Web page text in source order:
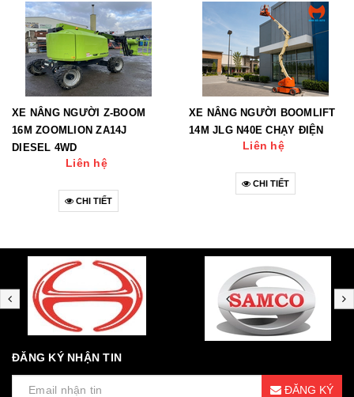
XE NÂNG NGƯỜI Z-BOOM
16M ZOOMLION ZA14J
DIESEL 4WD
Liên hệ
CHI TIẾT
XE NÂNG NGƯỜI BOOMLIFT
14M JLG N40E CHẠY ĐIỆN
Liên hệ
CHI TIẾT
ĐĂNG KÝ NHẬN TIN
ĐĂNG KÝ